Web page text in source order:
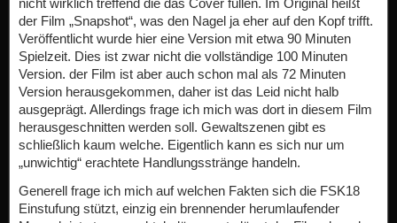
nicht wirklich treffend die das Cover füllen. Im Original heißt
der Film „Snapshot“, was den Nagel ja eher auf den Kopf trifft.
Veröffentlicht wurde hier eine Version mit etwa 90 Minuten
Spielzeit. Dies ist zwar nicht die vollständige 100 Minuten
Version. der Film ist aber auch schon mal als 72 Minuten
Version herausgekommen, daher ist das Leid nicht halb
ausgeprägt. Allerdings frage ich mich was dort in diesem Film
herausgeschnitten werden soll. Gewaltszenen gibt es
schließlich kaum welche. Eigentlich kann es sich nur um
„unwichtig“ erachtete Handlungsstränge handeln.
Generell frage ich mich auf welchen Fakten sich die FSK18
Einstufung stützt, einzig ein brennender herumlaufender